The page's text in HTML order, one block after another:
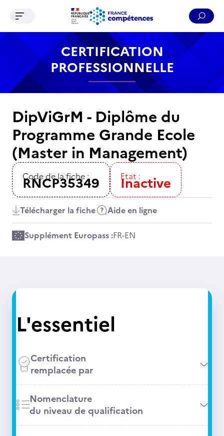
Contenu Recherche Menu Pied de page
Ouvrir le menu de navigation
CERTIFICATION
PROFESSIONNELLE
DipViGrM - Diplôme du
Programme Grande Ecole
(Master in Management)
Code de la fiche :
RNCP35349 Etat :
Inactive
Télécharger la fiche Aide en ligne
Supplément Europass :FR-EN
L'essentiel
Certification
remplacée par
Nomenclature
du niveau de qualification